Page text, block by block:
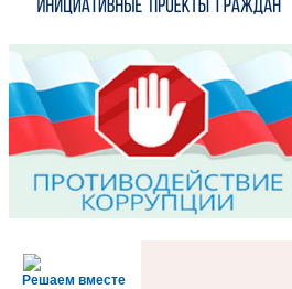
Решаем вместе